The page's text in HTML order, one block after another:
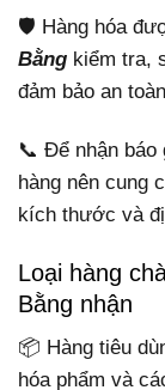
🛡️ Hàng hóa
Bằng kiểm tra,
đảm bảo an
📞 Để nhận báo
hàng nên cung
kích thước và
Loại hàng
Bằng nhận
📦 Hàng tiêu
hóa phẩm và